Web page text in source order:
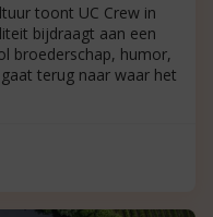
toont UC Crew in
bijdraagt aan een
broederschap, humor,
terug naar waar het